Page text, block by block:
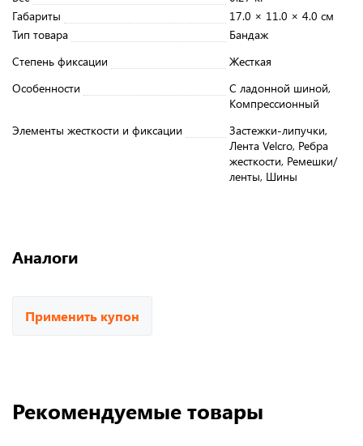
Габариты
17.0 × 11.0 × 4.0 см
Тип товара
Бандаж
Степень фиксации
Жесткая
Особенности
С ладонной шиной,
Компрессионный
Элементы жесткости и фиксации
Застежки-липучки,
Лента Velcro, Ребра
жесткости, Ремешки/
ленты, Шины
Аналоги
Применить купон
Рекомендуемые товары